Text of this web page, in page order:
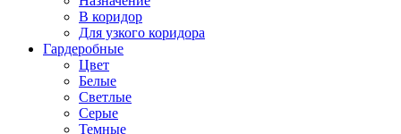
В коридор
Для узкого коридора
Гардеробные
Цвет
Белые
Светлые
Серые
Темные